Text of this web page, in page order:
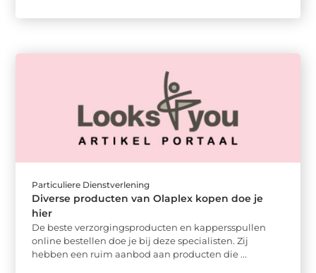
Particuliere Dienstverlening
Diverse producten van Olaplex kopen doe je
hier
De beste verzorgingsproducten en kappersspullen
online bestellen doe je bij deze specialisten. Zij
hebben een ruim aanbod aan producten die ...